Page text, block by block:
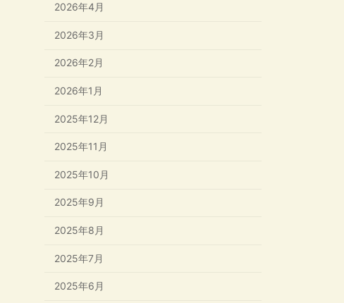
2026年4月
2026年3月
2026年2月
2026年1月
2025年12月
2025年11月
2025年10月
2025年9月
2025年8月
2025年7月
2025年6月